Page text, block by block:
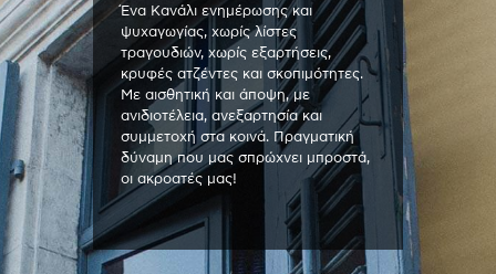
Ένα Κανάλι ενημέρωσης και
ψυχαγωγίας, χωρίς λίστες
τραγουδιών, χωρίς εξαρτήσεις,
κρυφές ατζέντες και σκοπιμότητες.
Με αισθητική και άποψη, με
ανιδιοτέλεια, ανεξαρτησία και
συμμετοχή στα κοινά. Πραγματική
δύναμη που μας σπρώχνει μπροστά,
οι ακροατές μας!